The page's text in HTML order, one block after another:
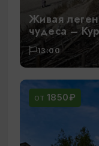
Живая
чудеса –
13:00
ОТ 1850₽